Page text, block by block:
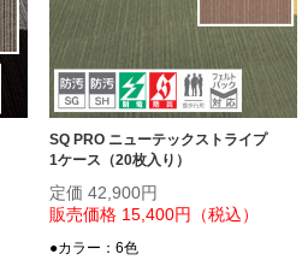
SQ PRO ニューテックストライプ
1ケース（20枚入り）
定価 42,900円
販売価格 15,400円（税込）
●カラー：6色